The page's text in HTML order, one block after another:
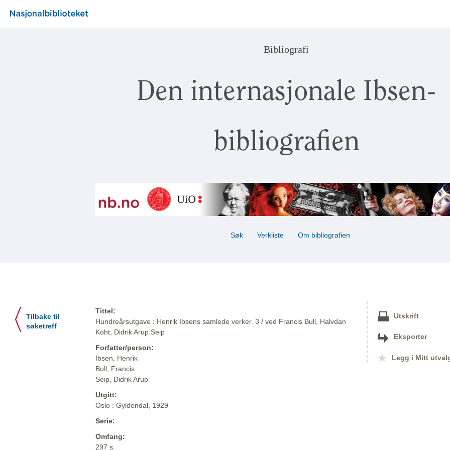
Bibliografi
Den internasjonale Ibsen-
bibliografien
Søk Verkliste Om bibliografien
Tilbake til
søketreff
Tittel:
Hundreårsutgave : Henrik Ibsens samlede verker. 3 / ved Francis Bull, Halvdan
Koht, Didrik Arup Seip
Forfatter/person:
Ibsen, Henrik
Bull, Francis
Seip, Didrik Arup
Utgitt:
Oslo : Gyldendal, 1929
Serie:
Omfang:
297 s.
Utskrift
Eksporter
Legg i Mitt